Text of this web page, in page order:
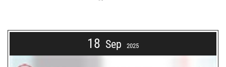
18 Sep 2025